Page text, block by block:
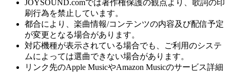
JOYSOUND.comでは著作権保護の観点より、歌詞の印
刷行為を禁止しています。
都合により、楽曲情報/コンテンツの内容及び配信予定
が変更となる場合があります。
対応機種が表示されている場合でも、ご利用のシステ
ムによっては選曲できない場合があります。
リンク先のApple MusicやAmazon Musicのサービス詳細